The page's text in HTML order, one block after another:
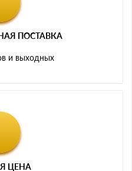
ПОСТАВКА
и выходных
ЦЕНА